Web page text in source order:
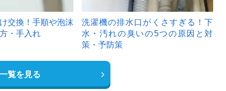
交換！手順や泡沫
・手入れ
洗濯機の排水口がくさすぎる！下
水・汚れの臭いの5つの原因と対
策・予防策
覧を見る